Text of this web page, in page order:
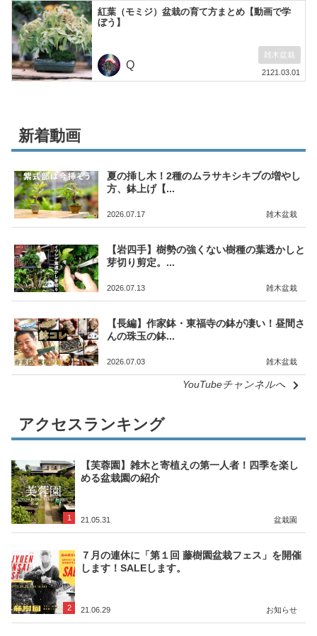
雑木盆栽
紅葉（モミジ）盆栽の育て方まとめ【動画で学
ぼう】
Q
2121.03.01
新着動画
夏の挿し木！2種のムラサキシキブの増やし
方、鉢上げ【...
2026.07.17 雑木盆栽
【岩四手】樹勢の強くない樹種の葉透かしと
芽切り剪定。...
2026.07.13 雑木盆栽
【長編】作家鉢・東福寺の鉢が凄い！昼間さ
んの珠玉の鉢...
2026.07.03 雑木盆栽
YouTubeチャンネルへ
アクセスランキング
1
【芙蓉園】雑木と寄植えの第一人者！四季を楽し
める盆栽園の紹介
21.05.31 盆栽園
2
７月の連休に「第１回 藤樹園盆栽フェス」を開催
します！SALEします。
21.06.29 お知らせ